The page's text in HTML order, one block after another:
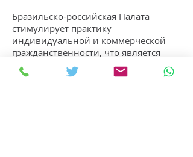
Бразильско-российская Палата
стимулирует практику
индивидуальной и коммерческой
гражданственности, что является
положительным общественным
примером, способствующим